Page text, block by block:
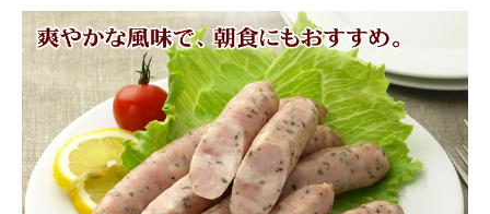
商品カテゴリー
お酒別オススメ
価格別
お問い合わせ